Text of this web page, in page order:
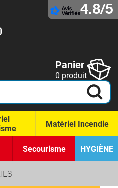
4.8/5
Panier
0 produit
Matériel Incendie
Secourisme HYGIÈNE